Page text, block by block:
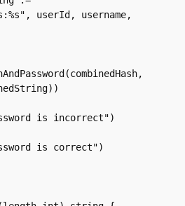
userId, username,
is incorrect")
is correct")